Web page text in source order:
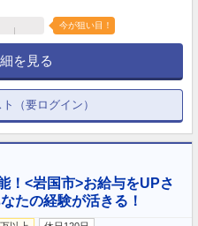
今が狙い目！
を見る
（要ログイン）
！<岩国市>お給与をUPさ
たの経験が活きる！